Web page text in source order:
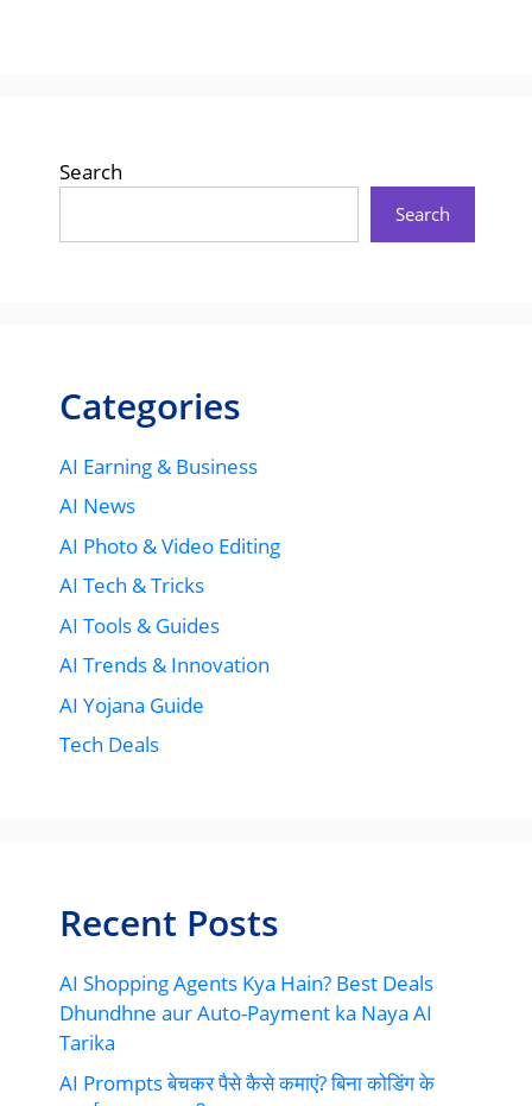
Search
Search
Categories
AI Earning & Business
AI News
AI Photo & Video Editing
AI Tech & Tricks
AI Tools & Guides
AI Trends & Innovation
AI Yojana Guide
Tech Deals
Recent Posts
AI Shopping Agents Kya Hain? Best Deals
Dhundhne aur Auto-Payment ka Naya AI
Tarika
AI Prompts बेचकर पैसे कैसे कमाएं? बिना कोडिंग के